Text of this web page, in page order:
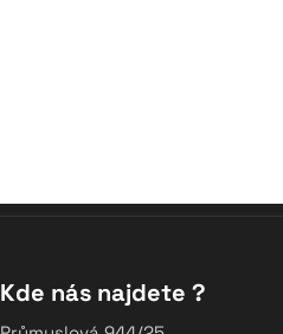
Kde nás najdete ?